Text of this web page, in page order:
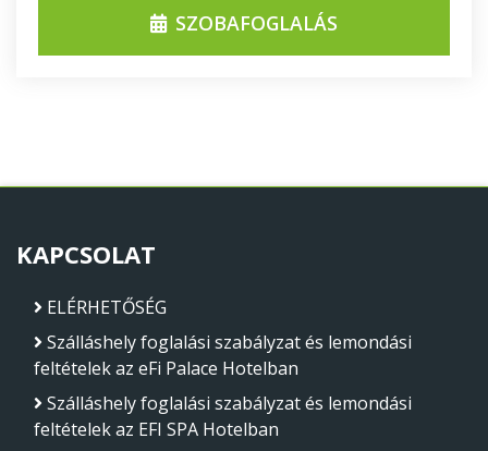
SZOBAFOGLALÁS
KAPCSOLAT
ELÉRHETŐSÉG
Szálláshely foglalási szabályzat és lemondási
feltételek az eFi Palace Hotelban
Szálláshely foglalási szabályzat és lemondási
feltételek az EFI SPA Hotelban